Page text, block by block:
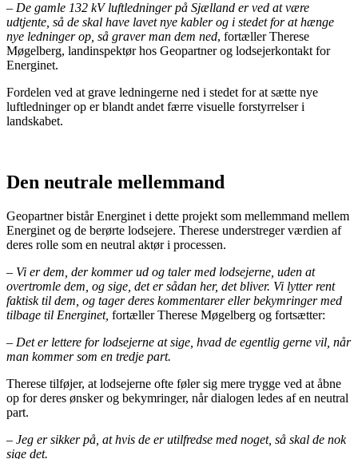
– De gamle 132 kV luftledninger på Sjælland er ved at være
udtjente, så de skal have lavet nye kabler og i stedet for at hænge
nye ledninger op, så graver man dem ned, fortæller Therese
Møgelberg, landinspektør hos Geopartner og lodsejerkontakt for
Energinet.
Fordelen ved at grave ledningerne ned i stedet for at sætte nye
luftledninger op er blandt andet færre visuelle forstyrrelser i
landskabet.
Den neutrale mellemmand
Geopartner bistår Energinet i dette projekt som mellemmand mellem
Energinet og de berørte lodsejere. Therese understreger værdien af
deres rolle som en neutral aktør i processen.
– Vi er dem, der kommer ud og taler med lodsejerne, uden at
overtromle dem, og sige, det er sådan her, det bliver. Vi lytter rent
faktisk til dem, og tager deres kommentarer eller bekymringer med
tilbage til Energinet, fortæller Therese Møgelberg og fortsætter:
– Det er lettere for lodsejerne at sige, hvad de egentlig gerne vil, når
man kommer som en tredje part.
Therese tilføjer, at lodsejerne ofte føler sig mere trygge ved at åbne
op for deres ønsker og bekymringer, når dialogen ledes af en neutral
part.
– Jeg er sikker på, at hvis de er utilfredse med noget, så skal de nok
sige det.